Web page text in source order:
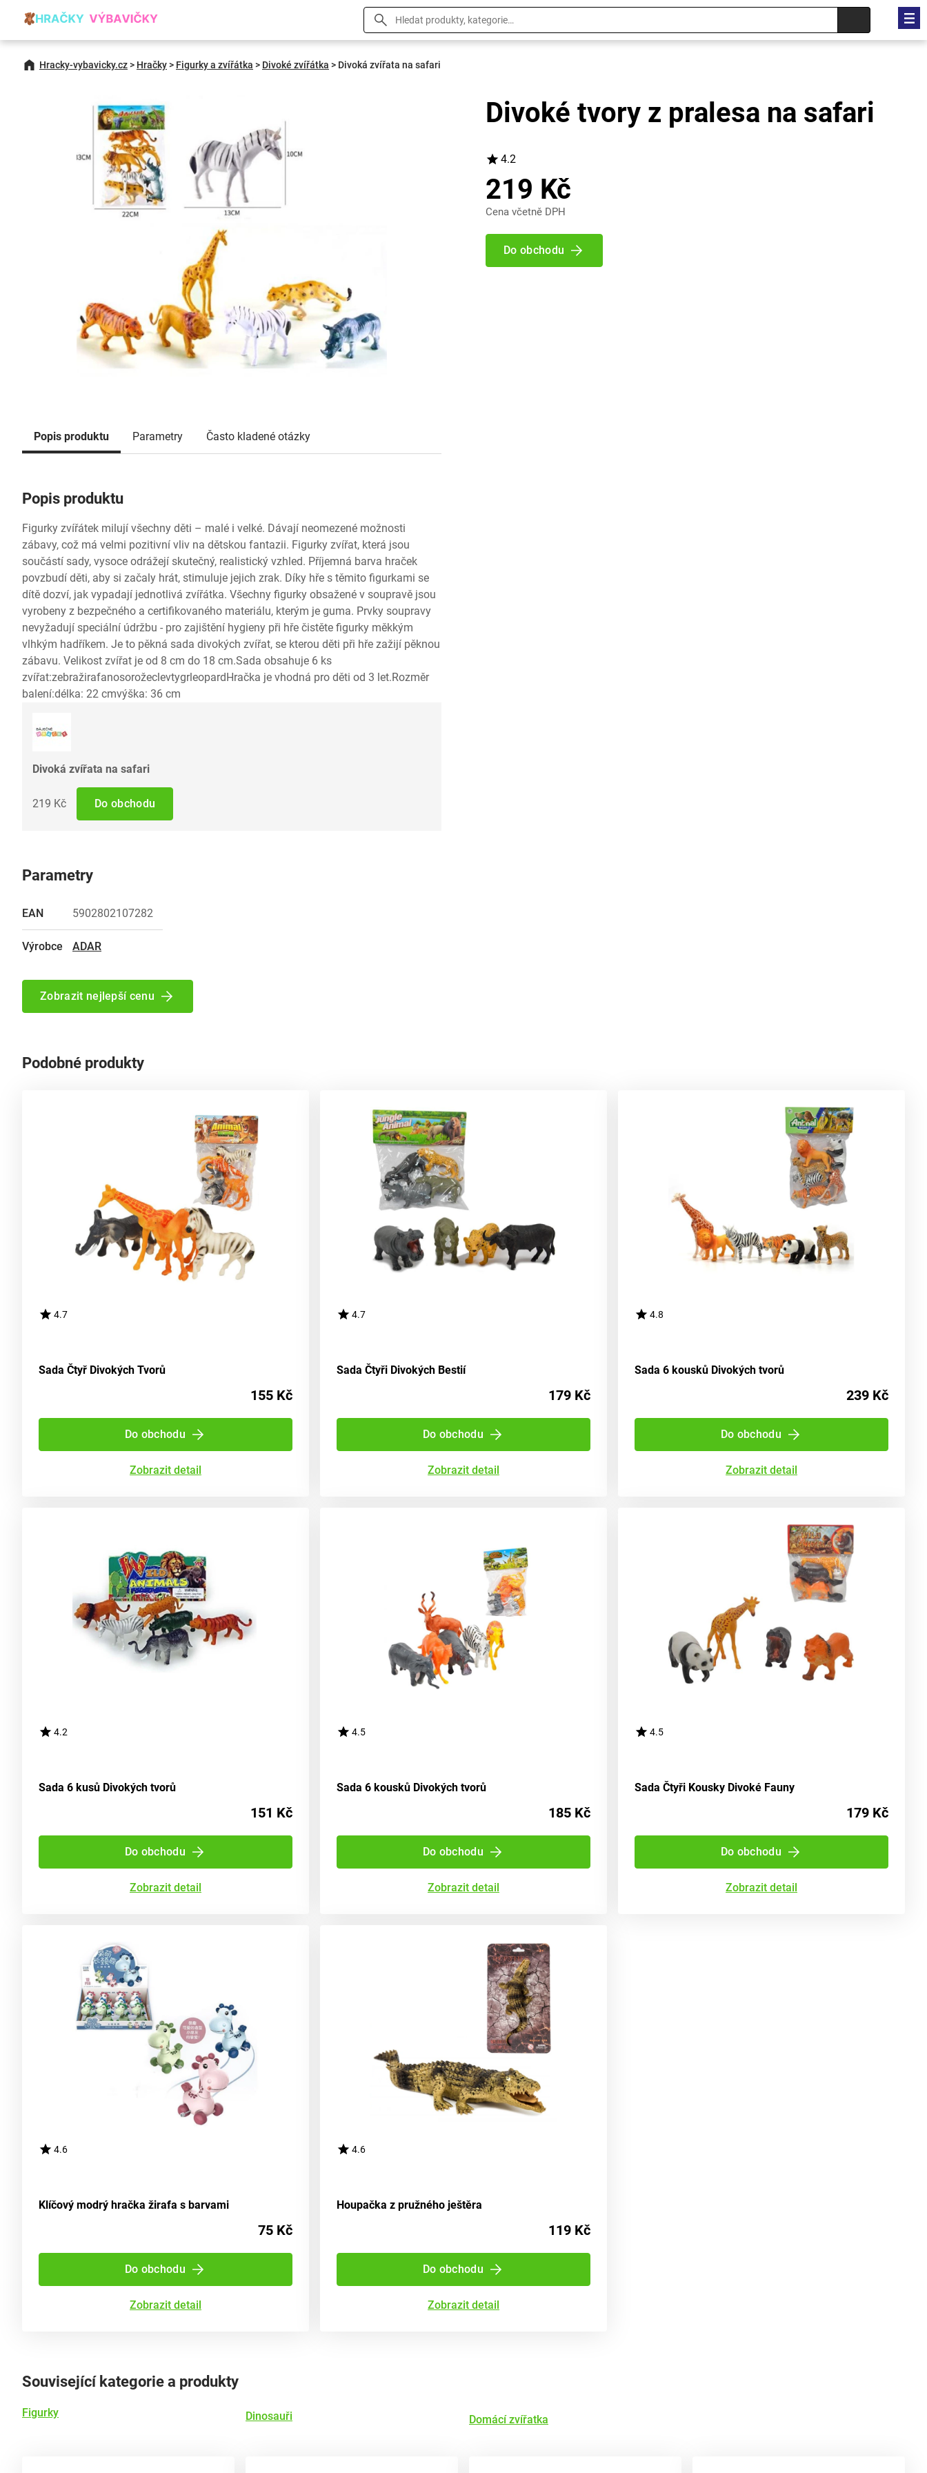
Hracky-vybavicky.cz> Hračky> Figurky a zvířátka > Divoké zvířátka > Divoká zvířata na safari
Popis produktu Parametry Často kladené otázky
Popis produktu
Figurky zvířátek milují všechny děti – malé i velké. Dávají neomezené možnosti
zábavy, což má velmi pozitivní vliv na dětskou fantazii. Figurky zvířat, která jsou
součástí sady, vysoce odrážejí skutečný, realistický vzhled. Příjemná barva hraček
povzbudí děti, aby si začaly hrát, stimuluje jejich zrak. Díky hře s těmito figurkami se
dítě dozví, jak vypadají jednotlivá zvířátka. Všechny figurky obsažené v soupravě jsou
vyrobeny z bezpečného a certifikovaného materiálu, kterým je guma. Prvky soupravy
nevyžadují speciální údržbu - pro zajištění hygieny při hře čistěte figurky měkkým
vlhkým hadříkem. Je to pěkná sada divokých zvířat, se kterou děti při hře zažijí pěknou
zábavu. Velikost zvířat je od 8 cm do 18 cm.Sada obsahuje 6 ks
zvířat:zebražirafanosorožeclevtygrleopardHračka je vhodná pro děti od 3 let.Rozměr
balení:délka: 22 cmvýška: 36 cm
Divoká zvířata na safari
219 Kč Do obchodu
Parametry
EAN 5902802107282
Výrobce ADAR
Zobrazit nejlepší cenu
Divoké tvory z pralesa na safari
4.2
219 Kč
Cena včetně DPH
Do obchodu
Podobné produkty
4.7
Sada Čtyř Divokých Tvorů
155 Kč
Do obchodu
Zobrazit detail
4.7
Sada Čtyři Divokých Bestií
179 Kč
Do obchodu
Zobrazit detail
4.8
Sada 6 kousků Divokých tvorů
239 Kč
Do obchodu
Zobrazit detail
4.2
Sada 6 kusů Divokých tvorů
151 Kč
Do obchodu
Zobrazit detail
4.5
Sada 6 kousků Divokých tvorů
185 Kč
Do obchodu
Zobrazit detail
4.5
Sada Čtyři Kousky Divoké Fauny
179 Kč
Do obchodu
Zobrazit detail
4.6
Klíčový modrý hračka žirafa s barvami
75 Kč
Do obchodu
Zobrazit detail
4.6
Houpačka z pružného ještěra
119 Kč
Do obchodu
Zobrazit detail
Související kategorie a produkty
Figurky Dinosauři Domácí zvířatka